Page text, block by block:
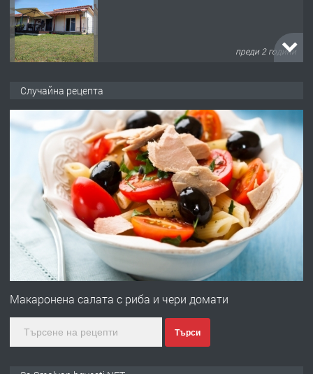
преди 2 години
НЕГОВОТО КАЧЕСТВО
преди 2 години
Имот в Северна Гърция, до Кавала
преди 2 години
ПРЕДЛАГА Иглолистни Пелети клас А1
Случайна рецепта
Макаронена салата с риба и чери домати
Търси